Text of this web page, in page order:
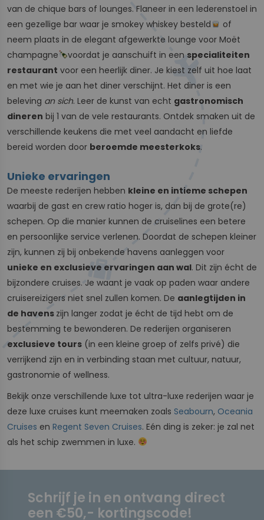
van de chique bars of lounges. Flaneer in een lederenstoel in
een gezellige bar waar je smokey whiskey besteld
of
neem plaats in de elegant afgewerkte lounge voor Moët
champagne
voordat je aanschuift in eenspecialiteiten
restaurant voor een heerlijk diner. Je kiest zelf uit hoe laat
en met wie je aan het diner verschijnt. Het diner is een
beleving an sich. Leer de kunst van echt gastronomisch
dineren bij 1 van de vele restaurants. Ontdek smaken uit de
verschillende keukens die met veel aandacht en liefde
bereid worden door beroemde meesterkoks.
Unieke ervaringen
De meeste rederijen hebben kleine en intieme schepen
waarbij de gast en crew ratio hoger is, dan bij de grote(re)
schepen. Op die manier kunnen de cruiselines een betere
en persoonlijke service verlenen. Doordat de schepen kleiner
zijn, kunnen zij bij onbekende havens aanleggen voor
unieke en exclusieve ervaringen aan wal. Dit zijn écht de
bijzondere cruises. Je waant je vaak op paden waar andere
cruisereizigers niet snel zullen komen. De aanlegtijden in
de havens zijn langer zodat je écht de tijd hebt om de
bestemming te bewonderen. De rederijen organiseren
exclusieve tours (in een kleine groep of zelfs privé) die
verrijkend zijn en in verbinding staan met cultuur, natuur,
gastronomie of wellness.
Bekijk onze verschillende luxe tot ultra-luxe rederijen waar je
deze luxe cruises kunt meemaken zoals Seabourn, Oceania
Cruises en Regent Seven Cruises. Eén ding is zeker: je zal net
als het schip zwemmen in luxe.
Schrijf je in en ontvang direct
een €50,- kortingscode!